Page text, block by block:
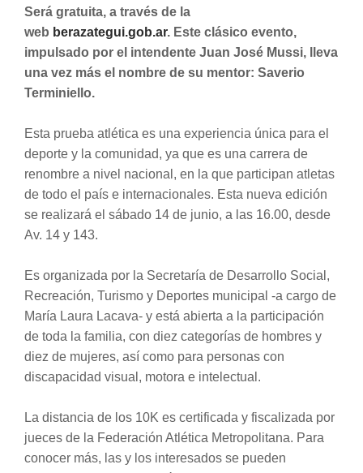
Será gratuita, a través de la
web berazategui.gob.ar. Este clásico evento,
impulsado por el intendente Juan José Mussi, lleva
una vez más el nombre de su mentor: Saverio
Terminiello.
Esta prueba atlética es una experiencia única para el
deporte y la comunidad, ya que es una carrera de
renombre a nivel nacional, en la que participan atletas
de todo el país e internacionales. Esta nueva edición
se realizará el sábado 14 de junio, a las 16.00, desde
Av. 14 y 143.
Es organizada por la Secretaría de Desarrollo Social,
Recreación, Turismo y Deportes municipal -a cargo de
María Laura Lacava- y está abierta a la participación
de toda la familia, con diez categorías de hombres y
diez de mujeres, así como para personas con
discapacidad visual, motora e intelectual.
La distancia de los 10K es certificada y fiscalizada por
jueces de la Federación Atlética Metropolitana. Para
conocer más, las y los interesados se pueden